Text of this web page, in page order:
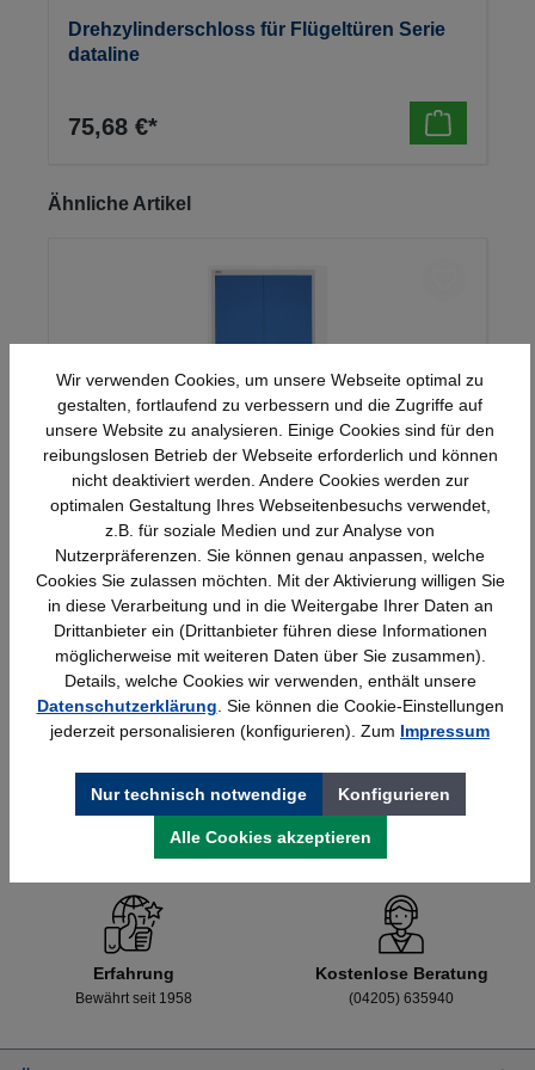
Drehzylinderschloss für Flügeltüren Serie
dataline
75,68 €*
Produktgalerie überspringen
Ähnliche Artikel
Stahl-Flügeltürenschrank Serie 950
428,40 €* Details
Schnelle Lieferung
Bundesweit
Topmarken
Faire Preise
Erfahrung
Bewährt seit 1958
Kostenlose Beratung
(04205) 635940
Wir verwenden Cookies, um unsere Webseite optimal zu
gestalten, fortlaufend zu verbessern und die Zugriffe auf
unsere Website zu analysieren. Einige Cookies sind für den
reibungslosen Betrieb der Webseite erforderlich und können
nicht deaktiviert werden. Andere Cookies werden zur
optimalen Gestaltung Ihres Webseitenbesuchs verwendet,
z.B. für soziale Medien und zur Analyse von
Nutzerpräferenzen. Sie können genau anpassen, welche
Cookies Sie zulassen möchten. Mit der Aktivierung willigen Sie
in diese Verarbeitung und in die Weitergabe Ihrer Daten an
Drittanbieter ein (Drittanbieter führen diese Informationen
möglicherweise mit weiteren Daten über Sie zusammen).
Details, welche Cookies wir verwenden, enthält unsere
Datenschutzerklärung . Sie können die Cookie-Einstellungen
jederzeit personalisieren (konfigurieren). Zum Impressum
Nur technisch notwendige Konfigurieren
Alle Cookies akzeptieren